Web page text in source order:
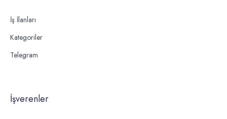
İş İlanları
Kategoriler
Telegram
İşverenler